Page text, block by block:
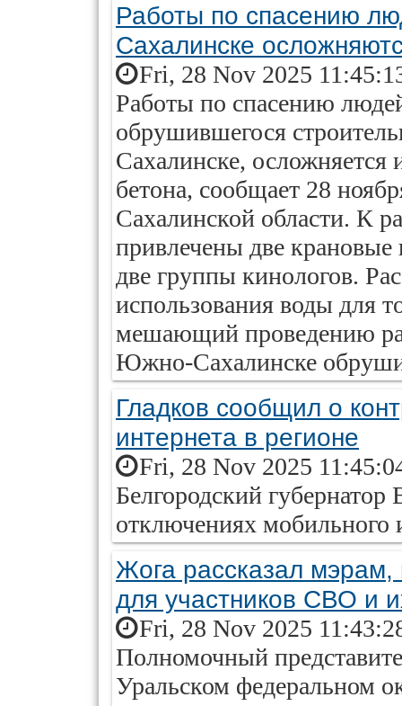
Работы по спасению
Сахалинске
Fri, 28 Nov 2025
Работы по спасению
обрушившегося
Сахалинске, осложняется
бетона, сообщает 28
Сахалинской области. К
привлечены две
две группы кинологов.
использования воды для
мешающий проведению
Южно-Сахалинске
Гладков сообщил о
интернета в регионе
Fri, 28 Nov 2025
Белгородский губернатор
отключениях мобильного
Жога рассказал мэрам,
для участников СВО и
Fri, 28 Nov 2025
Полномочный
Уральском федеральном